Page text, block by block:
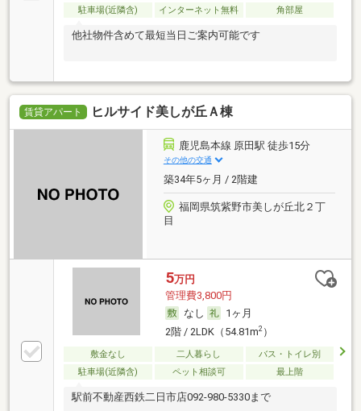
駐車場(近隣含)
インターネット無料 角部屋
他社物件含めて最短当日ご案内可能です
賃貸アパート ヒルサイド美しが丘Ａ棟
鹿児島本線 原田駅 徒歩15分
その他の交通
築34年5ヶ月 / 2階建
福岡県筑紫野市美しが丘北２丁
目
5万円
管理費3,800円
なし
1ヶ月
2階 / 2LDK（54.81m2）
敷金なし 二人暮らし
バス・トイレ別
駐車場(近隣含)
ペット相談可 最上階
駅前不動産西鉄二日市店092-980-5330まで